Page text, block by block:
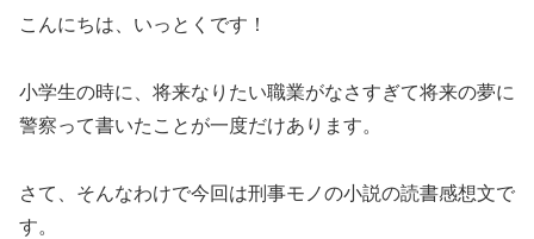
こんにちは、いっとくです！
小学生の時に、将来なりたい職業がなさすぎて将来の夢に
警察って書いたことが一度だけあります。
さて、そんなわけで今回は刑事モノの小説の読書感想文で
す。